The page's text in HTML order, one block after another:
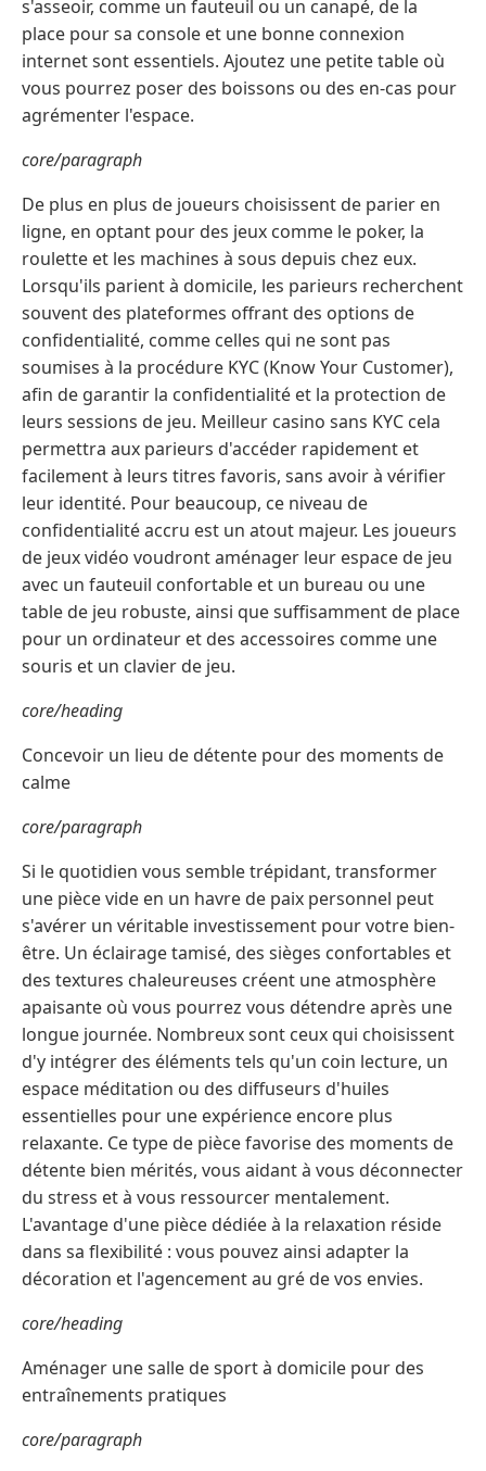
s'asseoir, comme un fauteuil ou un canapé, de la
place pour sa console et une bonne connexion
internet sont essentiels. Ajoutez une petite table où
vous pourrez poser des boissons ou des en-cas pour
agrémenter l'espace.
core/paragraph
De plus en plus de joueurs choisissent de parier en
ligne, en optant pour des jeux comme le poker, la
roulette et les machines à sous depuis chez eux.
Lorsqu'ils parient à domicile, les parieurs recherchent
souvent des plateformes offrant des options de
confidentialité, comme celles qui ne sont pas
soumises à la procédure KYC (Know Your Customer),
afin de garantir la confidentialité et la protection de
leurs sessions de jeu. Meilleur casino sans KYC cela
permettra aux parieurs d'accéder rapidement et
facilement à leurs titres favoris, sans avoir à vérifier
leur identité. Pour beaucoup, ce niveau de
confidentialité accru est un atout majeur. Les joueurs
de jeux vidéo voudront aménager leur espace de jeu
avec un fauteuil confortable et un bureau ou une
table de jeu robuste, ainsi que suffisamment de place
pour un ordinateur et des accessoires comme une
souris et un clavier de jeu.
core/heading
Concevoir un lieu de détente pour des moments de
calme
core/paragraph
Si le quotidien vous semble trépidant, transformer
une pièce vide en un havre de paix personnel peut
s'avérer un véritable investissement pour votre bien-
être. Un éclairage tamisé, des sièges confortables et
des textures chaleureuses créent une atmosphère
apaisante où vous pourrez vous détendre après une
longue journée. Nombreux sont ceux qui choisissent
d'y intégrer des éléments tels qu'un coin lecture, un
espace méditation ou des diffuseurs d'huiles
essentielles pour une expérience encore plus
relaxante. Ce type de pièce favorise des moments de
détente bien mérités, vous aidant à vous déconnecter
du stress et à vous ressourcer mentalement.
L'avantage d'une pièce dédiée à la relaxation réside
dans sa flexibilité : vous pouvez ainsi adapter la
décoration et l'agencement au gré de vos envies.
core/heading
Aménager une salle de sport à domicile pour des
entraînements pratiques
core/paragraph